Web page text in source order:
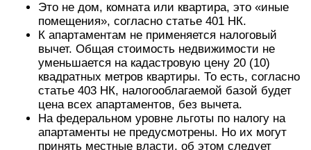
Это не дом, комната или квартира, это «иные
помещения», согласно статье 401 НК.
К апартаментам не применяется налоговый
вычет. Общая стоимость недвижимости не
уменьшается на кадастровую цену 20 (10)
квадратных метров квартиры. То есть, согласно
статье 403 НК, налогооблагаемой базой будет
цена всех апартаментов, без вычета.
На федеральном уровне льготы по налогу на
апартаменты не предусмотрены. Но их могут
принять местные власти, об этом следует